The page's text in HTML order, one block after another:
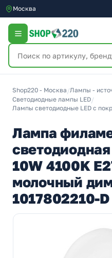
Москва
Shop220 - Москва /Лампы -
Светодиодные лампы LED/
Лампы светодиодные LED с
Лампа
10W 4100K
молочный
1017802210-D